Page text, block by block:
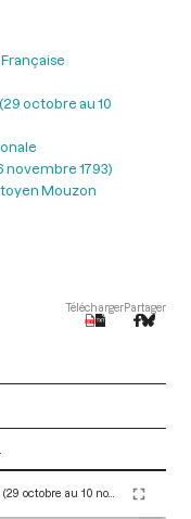
octobre au 10
novembre 1793)
Mouzon
TéléchargerPartager